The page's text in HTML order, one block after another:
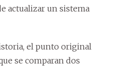
actualizar un sistema
el punto original
se comparan dos